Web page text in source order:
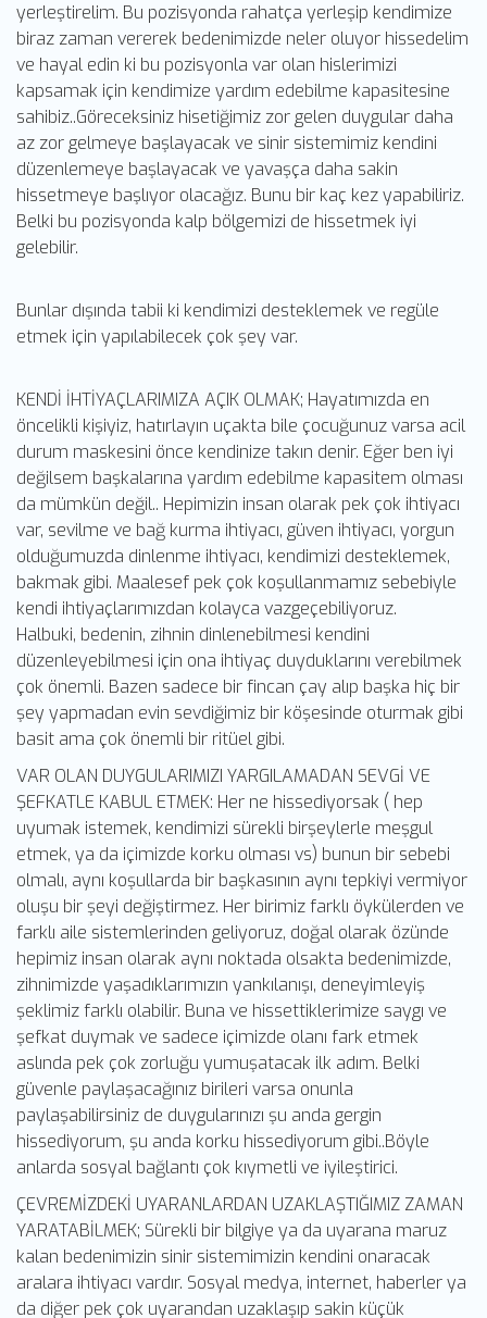
yerleştirelim. Bu pozisyonda rahatça yerleşip kendimize
biraz zaman vererek bedenimizde neler oluyor hissedelim
ve hayal edin ki bu pozisyonla var olan hislerimizi
kapsamak için kendimize yardım edebilme kapasitesine
sahibiz..Göreceksiniz hisetiğimiz zor gelen duygular daha
az zor gelmeye başlayacak ve sinir sistemimiz kendini
düzenlemeye başlayacak ve yavaşça daha sakin
hissetmeye başlıyor olacağız. Bunu bir kaç kez yapabiliriz.
Belki bu pozisyonda kalp bölgemizi de hissetmek iyi
gelebilir.
Bunlar dışında tabii ki kendimizi desteklemek ve regüle
etmek için yapılabilecek çok şey var.
KENDİ İHTİYAÇLARIMIZA AÇIK OLMAK; Hayatımızda en
öncelikli kişiyiz, hatırlayın uçakta bile çocuğunuz varsa acil
durum maskesini önce kendinize takın denir. Eğer ben iyi
değilsem başkalarına yardım edebilme kapasitem olması
da mümkün değil.. Hepimizin insan olarak pek çok ihtiyacı
var, sevilme ve bağ kurma ihtiyacı, güven ihtiyacı, yorgun
olduğumuzda dinlenme ihtiyacı, kendimizi desteklemek,
bakmak gibi. Maalesef pek çok koşullanmamız sebebiyle
kendi ihtiyaçlarımızdan kolayca vazgeçebiliyoruz.
Halbuki, bedenin, zihnin dinlenebilmesi kendini
düzenleyebilmesi için ona ihtiyaç duyduklarını verebilmek
çok önemli. Bazen sadece bir fincan çay alıp başka hiç bir
şey yapmadan evin sevdiğimiz bir köşesinde oturmak gibi
basit ama çok önemli bir ritüel gibi.
VAR OLAN DUYGULARIMIZI YARGILAMADAN SEVGİ VE
ŞEFKATLE KABUL ETMEK: Her ne hissediyorsak ( hep
uyumak istemek, kendimizi sürekli birşeylerle meşgul
etmek, ya da içimizde korku olması vs) bunun bir sebebi
olmalı, aynı koşullarda bir başkasının aynı tepkiyi vermiyor
oluşu bir şeyi değiştirmez. Her birimiz farklı öykülerden ve
farklı aile sistemlerinden geliyoruz, doğal olarak özünde
hepimiz insan olarak aynı noktada olsakta bedenimizde,
zihnimizde yaşadıklarımızın yankılanışı, deneyimleyiş
şeklimiz farklı olabilir. Buna ve hissettiklerimize saygı ve
şefkat duymak ve sadece içimizde olanı fark etmek
aslında pek çok zorluğu yumuşatacak ilk adım. Belki
güvenle paylaşacağınız birileri varsa onunla
paylaşabilirsiniz de duygularınızı şu anda gergin
hissediyorum, şu anda korku hissediyorum gibi..Böyle
anlarda sosyal bağlantı çok kıymetli ve iyileştirici.
ÇEVREMİZDEKİ UYARANLARDAN UZAKLAŞTIĞIMIZ ZAMAN
YARATABİLMEK; Sürekli bir bilgiye ya da uyarana maruz
kalan bedenimizin sinir sistemimizin kendini onaracak
aralara ihtiyacı vardır. Sosyal medya, internet, haberler ya
da diğer pek çok uyarandan uzaklaşıp sakin küçük